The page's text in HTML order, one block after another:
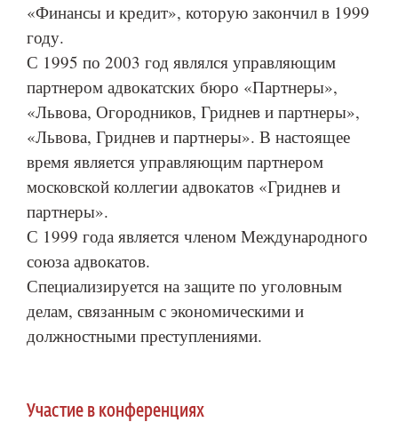
«Финансы и кредит», которую закончил в 1999
году.
С 1995 по 2003 год являлся управляющим
партнером адвокатских бюро «Партнеры»,
«Львова, Огородников, Гриднев и партнеры»,
«Львова, Гриднев и партнеры». В настоящее
время является управляющим партнером
московской коллегии адвокатов «Гриднев и
партнеры».
С 1999 года является членом Международного
союза адвокатов.
Специализируется на защите по уголовным
делам, связанным с экономическими и
должностными преступлениями.
Участие в конференциях